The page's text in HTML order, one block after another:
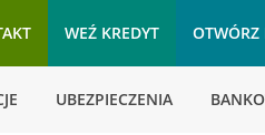
WEŹ KREDYT
UBEZPIECZENIA